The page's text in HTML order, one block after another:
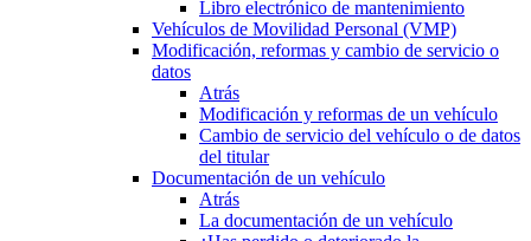
Libro electrónico de mantenimiento
Vehículos de Movilidad Personal (VMP)
Modificación, reformas y cambio de servicio o
datos
Atrás
Modificación y reformas de un vehículo
Cambio de servicio del vehículo o de datos
del titular
Documentación de un vehículo
Atrás
La documentación de un vehículo